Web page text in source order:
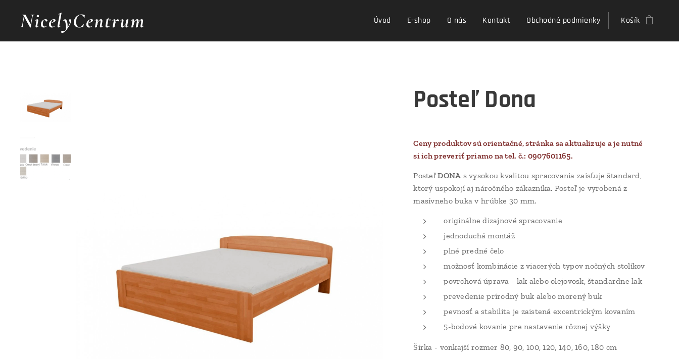
NicelyCentrum Úvod E-shop O nás Kontakt Obchodné podmienky Košík
Posteľ Dona
Ceny produktov sú orientačné, stránka sa aktualizuje a je nutné
si ich preveriť priamo na tel. č.: 0907601165.
PosteľDONA s vysokou kvalitou spracovania zaisťuje štandard,
ktorý uspokojí aj náročného zákazníka. Posteľ je vyrobená z
masívneho buka v hrúbke 30 mm.
originálne dizajnové spracovanie
jednoduchá montáž
plné predné čelo
možnosť kombinácie z viacerých typov nočných stolíkov
povrchová úprava - lak alebo olejovosk, štandardne lak
prevedenie prírodný buk alebo morený buk
pevnosť a stabilita je zaistená excentrickým kovaním
5-bodové kovanie pre nastavenie rôznej výšky
Šírka - vonkajší rozmer 80, 90, 100, 120, 140, 160, 180 cm